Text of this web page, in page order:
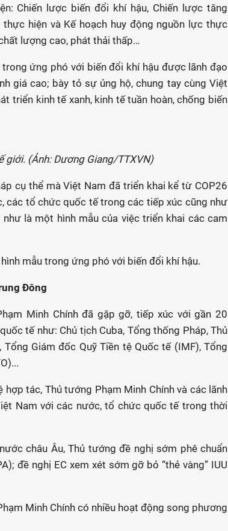
Chiến lược biến đổi khí hậu, Chiến lược tăng
hiện và Kế hoạch huy động nguồn lực thực
lượng cao, phát thải thấp…
ứng phó với biến đổi khí hậu được lãnh đạo
giá cao; bày tỏ sự ủng hộ, chung tay cùng Việt
triển kinh tế xanh, kinh tế tuần hoàn, chống biến
giới. (Ảnh: Dương Giang/TTXVN)
cụ thể mà Việt Nam đã triển khai kể từ COP26
các tổ chức quốc tế trong các tiếp xúc cũng như
là một hình mẫu của việc triển khai các cam
mẫu trong ứng phó với biến đổi khí hậu.
Đông
Minh Chính đã gặp gỡ, tiếp xúc với gần 20
tế như: Chủ tịch Cuba, Tổng thống Pháp, Thủ
Giám đốc Quỹ Tiền tệ Quốc tế (IMF), Tổng
tác, Thủ tướng Phạm Minh Chính và các lãnh
Nam với các nước, tổ chức quốc tế trong thời
châu Âu, Thủ tướng đề nghị sớm phê chuẩn
đề nghị EC xem xét sớm gỡ bỏ “thẻ vàng” IUU
Minh Chính có nhiều hoạt động song phương